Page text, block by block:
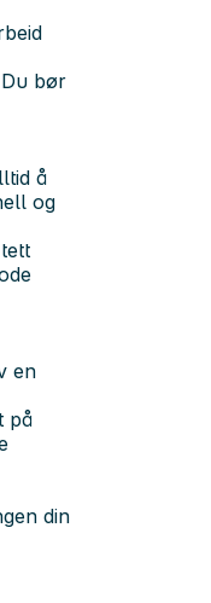
bør
å
og
en
på
din